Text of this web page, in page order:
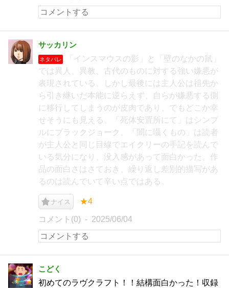
サッカリン
ネタバレ
「インスマウスの影」と「壁のなかの鼠」
では異人、異教、古代のものに対する強い嫌悪が
表現されている。しかし最後には主人公は祖先か
ら引き継いだ本能に逆らえず、自らが嫌悪する側
に移行してしまうのが皮肉であり、でもどこか幸
せそうにも見える。「死体安置所にて」はシンプ
ルにブラックジョーク。「闇に囁くもの」は読者
が主人公と同じ目線でエイクリーの手記を読んで
いる気分になり、没入感があって面白かった。作
品の面白さはさておき、繰り返し差別的描写があ
るのは読んでいて辛い点ではある。
ナイス ★4
コメント(0) 2025/06/04
こどく
初めてのラヴクラフト！！結構面白かった！収録